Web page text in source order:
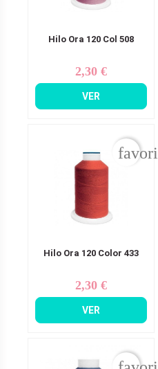
Hilo Ora 120 Col 508
Precio
2,30 €
VER
Hilo Ora 120 Color 433
Precio
2,30 €
VER